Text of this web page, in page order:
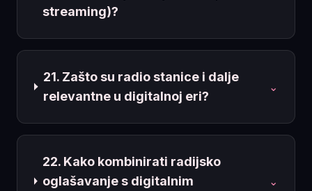
streaming)?
21. Zašto su radio stanice i dalje
relevantne u digitalnoj eri?
⌄
22. Kako kombinirati radijsko
oglašavanje s digitalnim
⌄